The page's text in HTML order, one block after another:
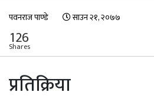
पवनराज पाण्डे साउन २१, २०७७
126
Shares
प्रतिक्रिया